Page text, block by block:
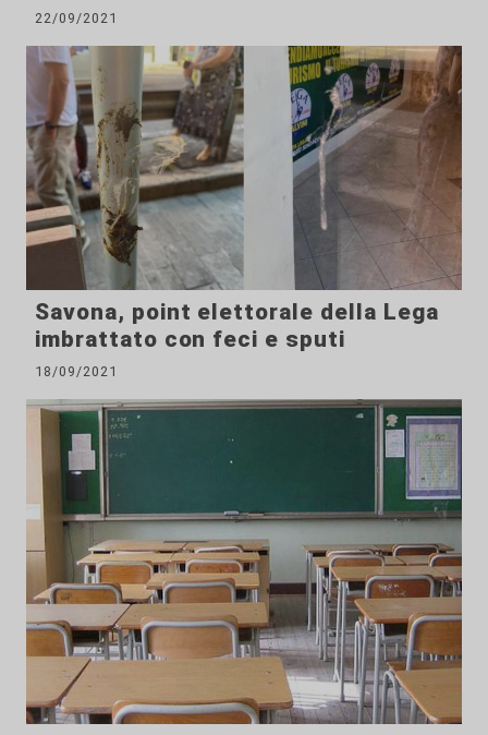
22/09/2021
Savona, point elettorale della Lega
imbrattato con feci e sputi
18/09/2021